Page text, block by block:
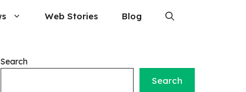
Web Stories Blog
Search
Search